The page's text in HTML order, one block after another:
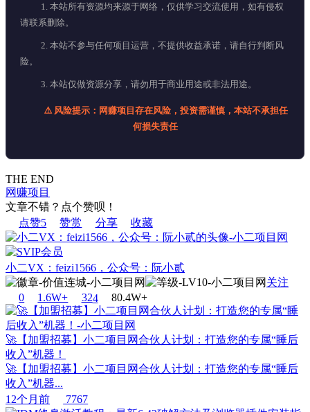
1. 本站所有资源均来源于网络，仅供学习交流使用，如有侵权
请联系删除。
2. 本站不参与任何项目运营，不提供收益承诺，请自行判断风
险。
3. 本站仅做资源分享，请勿用于商业用途或非法用途。
⚠️ 风险提示：网赚项目存在风险，投资需谨慎，本站不承担任
何损失责任
THE END
网赚项目
文章不错？点个赞呗！
点赞5 赞赏 分享 收藏
小二VX：feizi1566，公众号：阮小贰
关注
0
1.6W+ 324 80.4W+
🚀【加盟招募】小二项目网合伙人计划：打造您的专属“睡后
收入”机器！
🚀【加盟招募】小二项目网合伙人计划：打造您的专属“睡后
收入”机器...
12个月前
7767